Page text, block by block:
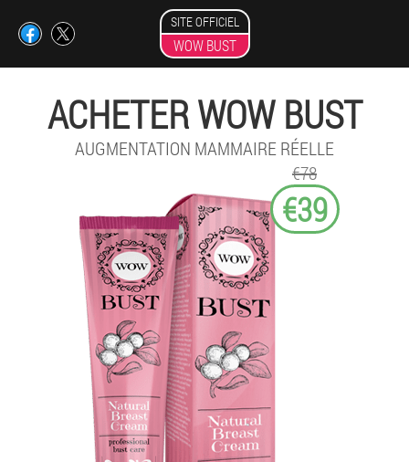
SITE OFFICIEL
WOW BUST
ACHETER WOW BUST
AUGMENTATION MAMMAIRE RÉELLE
€78
€39